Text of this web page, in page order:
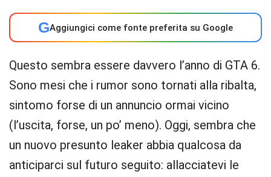
GAggiungici come fonte preferita su Google
Questo sembra essere davvero l’anno di GTA 6.
Sono mesi che i rumor sono tornati alla ribalta,
sintomo forse di un annuncio ormai vicino
(l’uscita, forse, un po’ meno). Oggi, sembra che
un nuovo presunto leaker abbia qualcosa da
anticiparci sul futuro seguito: allacciatevi le